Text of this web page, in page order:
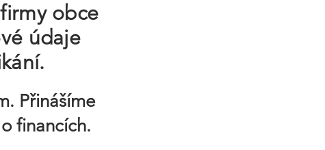
obce
údaje
Přinášíme
financích.